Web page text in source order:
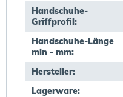
Handschuhe-
Griffprofil:
Handschuhe-Länge
min - mm:
Hersteller:
Lagerware: